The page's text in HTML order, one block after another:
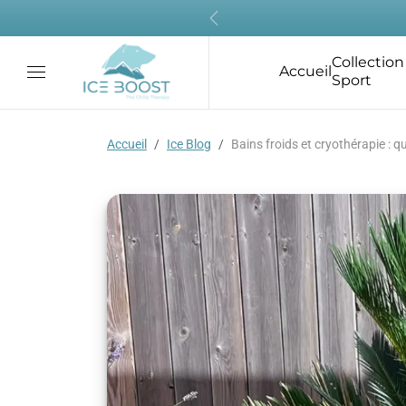
Précédent
Accueil
Collection
Sport
Pro
BOOST®
Accueil Ice Blog Bains froids et cryothérapie :